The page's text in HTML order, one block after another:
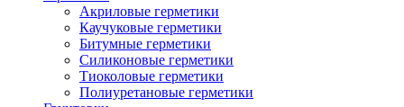
Акриловые герметики
Каучуковые герметики
Битумные герметики
Силиконовые герметики
Тиоколовые герметики
Полиуретановые герметики